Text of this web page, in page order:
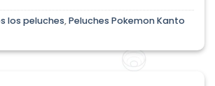
los peluches,Peluches Pokemon Kanto